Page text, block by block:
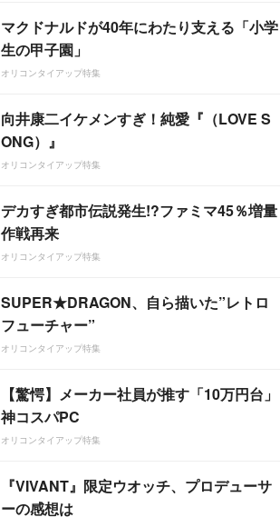
マクドナルドが40年にわたり支える「小学
生の甲子園」
オリコンタイアップ特集
向井康二イケメンすぎ！純愛『（LOVE S
ONG）』
オリコンタイアップ特集
デカすぎ都市伝説発生!?ファミマ45％増量
作戦再来
オリコンタイアップ特集
SUPER★DRAGON、自ら描いた”レトロ
フューチャー”
オリコンタイアップ特集
【驚愕】メーカー社員が推す「10万円台」
神コスパPC
オリコンタイアップ特集
『VIVANT』限定ウオッチ、プロデューサ
ーの感想は